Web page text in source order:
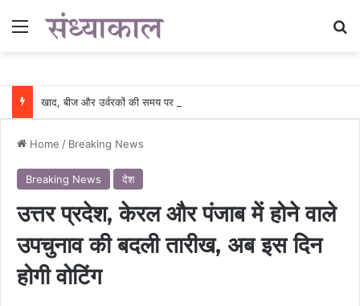
Menu
Home / Breaking News
Breaking News देश
उत्तर प्रदेश, केरल और पंजाब में होने वाले
उपचुनाव की बदली तारीख, अब इस दिन
होगी वोटिंग